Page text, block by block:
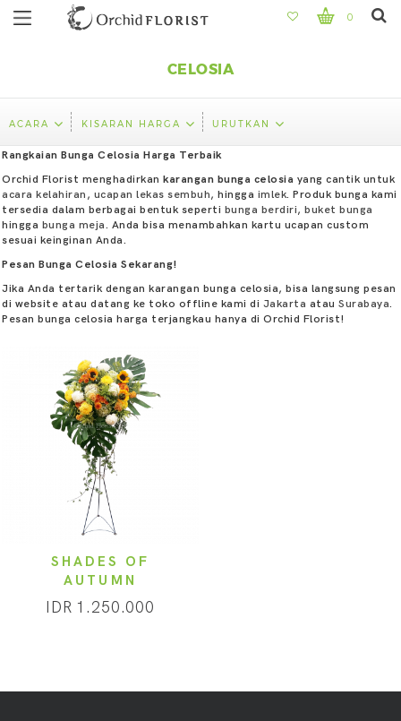
0
CELOSIA
ACARA KISARAN HARGA URUTKAN
Rangkaian Bunga Celosia Harga Terbaik
Orchid Florist menghadirkan karangan bunga celosia yang cantik untuk
acara kelahiran , ucapan lekas sembuh, hingga imlek. Produk bunga kami
tersedia dalam berbagai bentuk seperti bunga berdiri, buket bunga
hingga bunga meja. Anda bisa menambahkan kartu ucapan custom
sesuai keinginan Anda.
Pesan Bunga Celosia Sekarang!
Jika Anda tertarik dengan karangan bunga celosia, bisa langsung pesan
di website atau datang ke toko offline kami di Jakarta atau Surabaya.
Pesan bunga celosia harga terjangkau hanya di Orchid Florist!
SHADES OF
AUTUMN
IDR 1.250.000